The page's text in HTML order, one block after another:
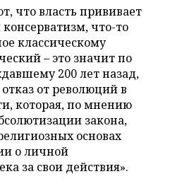
что власть прививает
что-то
классическому
– это значит по
200 лет назад,
от революций в
которая, по мнению
закона,
основах
о личной
за свои действия».